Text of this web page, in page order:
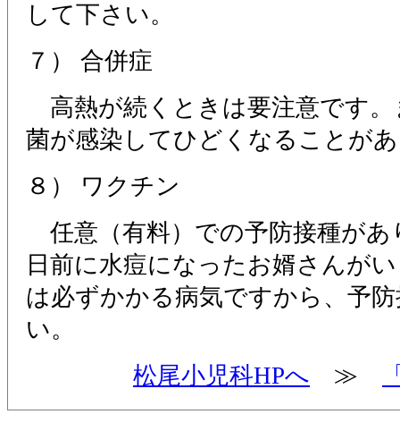
して下さい。
７） 合併症
高熱が続くときは要注意です
菌が感染してひどくなることが
８） ワクチン
任意（有料）での予防接種があ
日前に水痘になったお婿さんが
は必ずかかる病気ですから、予
い。
松尾小児科HPへ ≫